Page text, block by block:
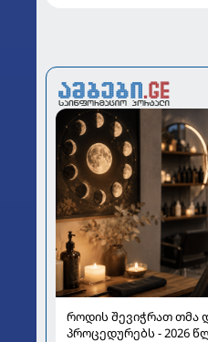
როდის შევიჭრათ თმა
პროცედურებს - 2026